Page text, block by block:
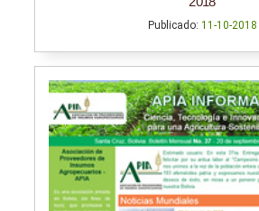
Publicado: 11-10-2018